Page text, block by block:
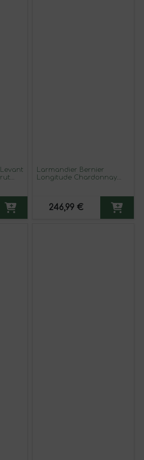
Larmandier Bernier
Longitude Chardonnay
Espumoso Blanco
246,99 €